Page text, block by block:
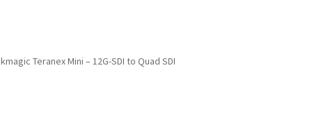
Teranex Mini – 12G-SDI to Quad SDI